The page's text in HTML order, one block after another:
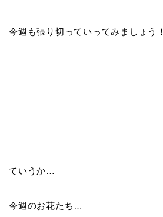
今週も張り切っていってみましょう！
ていうか…
今週のお花たち…